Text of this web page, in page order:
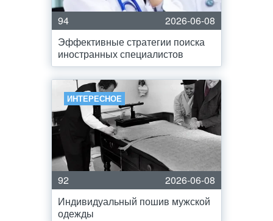
94
2026-06-08
Эффективные стратегии поиска
иностранных специалистов
ИНТЕРЕСНОЕ
92
2026-06-08
Индивидуальный пошив мужской
одежды